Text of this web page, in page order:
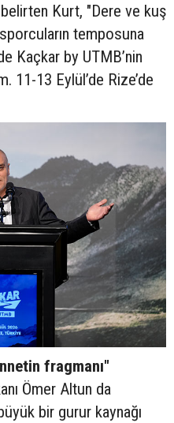
belirten Kurt, "Dere ve kuş
temposuna
Kaçkar by UTMB’nin
11-13 Eylül’de Rize’de
fragmanı"
Ömer Altun da
bir gurur kaynağı